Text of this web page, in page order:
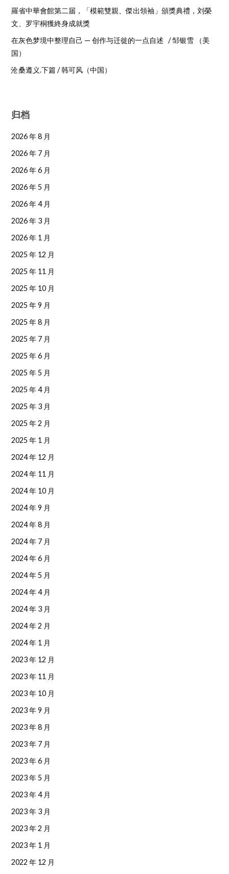
羅省中華會館第二届，「模範雙親、傑出領袖」頒獎典禮，刘榮
文、罗宇桐獲終身成就獎
在灰色梦境中整理自己 — 创作与迁徙的一点自述 / 邹银雪 （美
国）
沧桑遵义.下篇 / 韩可风（中国）
归档
2026 年 8 月
2026 年 7 月
2026 年 6 月
2026 年 5 月
2026 年 4 月
2026 年 3 月
2026 年 1 月
2025 年 12 月
2025 年 11 月
2025 年 10 月
2025 年 9 月
2025 年 8 月
2025 年 7 月
2025 年 6 月
2025 年 5 月
2025 年 4 月
2025 年 3 月
2025 年 2 月
2025 年 1 月
2024 年 12 月
2024 年 11 月
2024 年 10 月
2024 年 9 月
2024 年 8 月
2024 年 7 月
2024 年 6 月
2024 年 5 月
2024 年 4 月
2024 年 3 月
2024 年 2 月
2024 年 1 月
2023 年 12 月
2023 年 11 月
2023 年 10 月
2023 年 9 月
2023 年 8 月
2023 年 7 月
2023 年 6 月
2023 年 5 月
2023 年 4 月
2023 年 3 月
2023 年 2 月
2023 年 1 月
2022 年 12 月